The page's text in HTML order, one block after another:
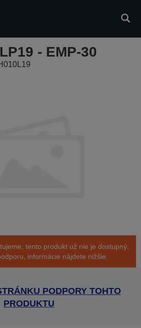
- EMP-30
tento produkt už nie je dostupný.
informácie nájdete nižšie.
PODPORY TOHTO
PRODUKTU